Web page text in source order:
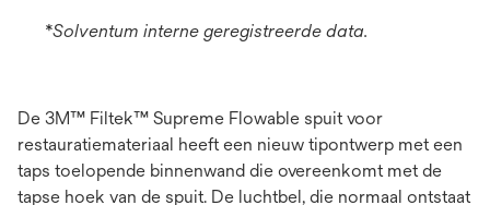
*Solventum interne geregistreerde data.
De 3M™ Filtek™ Supreme Flowable spuit voor
restauratiemateriaal heeft een nieuw tipontwerp met een
taps toelopende binnenwand die overeenkomt met de
tapse hoek van de spuit. De luchtbel, die normaal ontstaat